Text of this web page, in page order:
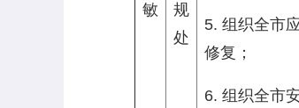
敏
规
处
5. 组织全市
修复；
6. 组织全市